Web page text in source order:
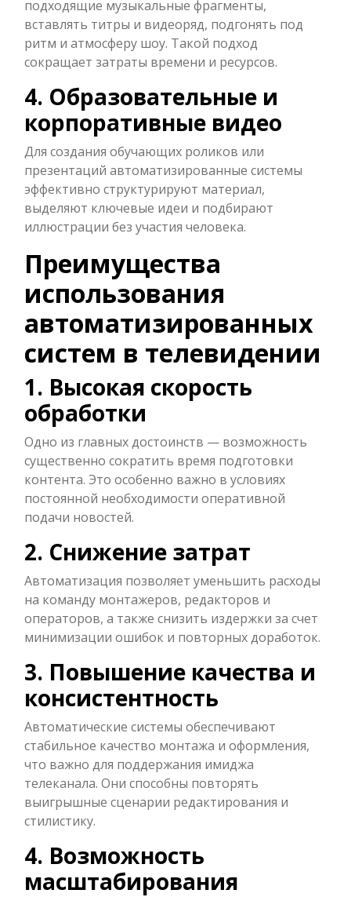
подходящие музыкальные фрагменты,
вставлять титры и видеоряд, подгонять под
ритм и атмосферу шоу. Такой подход
сокращает затраты времени и ресурсов.
4. Образовательные и
корпоративные видео
Для создания обучающих роликов или
презентаций автоматизированные системы
эффективно структурируют материал,
выделяют ключевые идеи и подбирают
иллюстрации без участия человека.
Преимущества
использования
автоматизированных
систем в телевидении
1. Высокая скорость
обработки
Одно из главных достоинств — возможность
существенно сократить время подготовки
контента. Это особенно важно в условиях
постоянной необходимости оперативной
подачи новостей.
2. Снижение затрат
Автоматизация позволяет уменьшить расходы
на команду монтажеров, редакторов и
операторов, а также снизить издержки за счет
минимизации ошибок и повторных доработок.
3. Повышение качества и
консистентность
Автоматические системы обеспечивают
стабильное качество монтажа и оформления,
что важно для поддержания имиджа
телеканала. Они способны повторять
выигрышные сценарии редактирования и
стилистику.
4. Возможность
масштабирования